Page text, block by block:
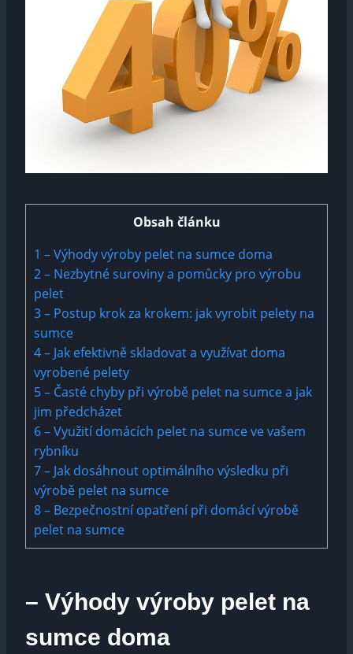
Obsah článku
1 – Výhody výroby pelet na sumce doma
2– Nezbytné suroviny a pomůcky pro výrobu
pelet
3– Postup krok za krokem: jak vyrobit pelety na
sumce
4– Jak efektivně skladovat a využívat doma
vyrobené pelety
5– Časté chyby při výrobě pelet na sumce a jak
jim předcházet
6– Využití domácích pelet na sumce ve vašem
rybníku
7– Jak dosáhnout optimálního výsledku při
výrobě pelet na sumce
8– Bezpečnostní opatření při domácí výrobě
pelet na sumce
– Výhody výroby pelet na
sumce doma